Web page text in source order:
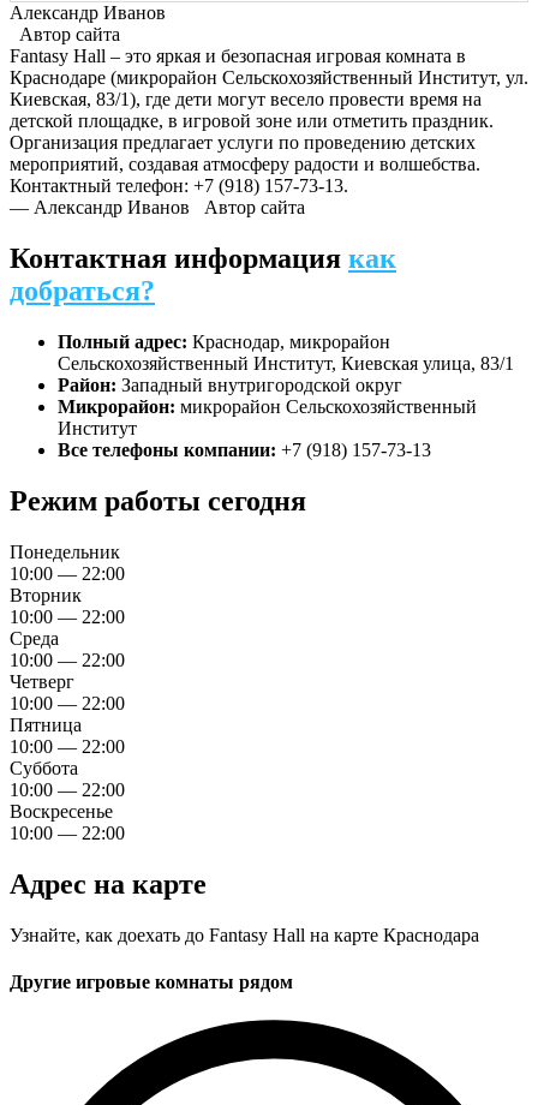
Александр Иванов
Автор сайта
Fantasy Hall – это яркая и безопасная игровая комната в
Краснодаре (микрорайон Сельскохозяйственный Институт, ул.
Киевская, 83/1), где дети могут весело провести время на
детской площадке, в игровой зоне или отметить праздник.
Организация предлагает услуги по проведению детских
мероприятий, создавая атмосферу радости и волшебства.
Контактный телефон: +7 (918) 157-73-13.
— Александр Иванов Автор сайта
Контактная информация как
добраться?
Полный адрес: Краснодар, микрорайон
Сельскохозяйственный Институт, Киевская улица, 83/1
Район: Западный внутригородской округ
Микрорайон: микрорайон Сельскохозяйственный
Институт
Все телефоны компании: +7 (918) 157-73-13
Режим работы сегодня
Понедельник
10:00 — 22:00
Вторник
10:00 — 22:00
Среда
10:00 — 22:00
Четверг
10:00 — 22:00
Пятница
10:00 — 22:00
Суббота
10:00 — 22:00
Воскресенье
10:00 — 22:00
Адрес на карте
Узнайте, как доехать до Fantasy Hall на карте Краснодара
Другие игровые комнаты рядом